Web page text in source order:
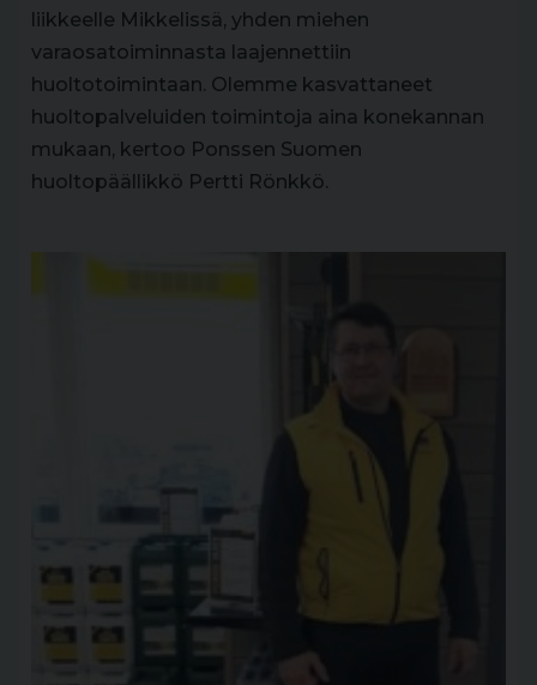
liikkeelle Mikkelissä, yhden miehen
varaosatoiminnasta laajennettiin
huoltotoimintaan. Olemme kasvattaneet
huoltopalveluiden toimintoja aina konekannan
mukaan, kertoo Ponssen Suomen
huoltopäällikkö Pertti Rönkkö.